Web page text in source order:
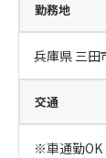
勤務地
兵庫県 三田
交通
※車通勤OK